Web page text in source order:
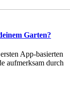
Garten?
App-basierten
aufmerksam durch